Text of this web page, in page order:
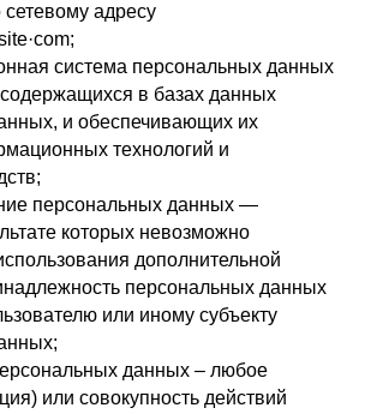
сетевому адресу
система персональных данных
в базах данных
и обеспечивающих их
технологий и
персональных данных —
которых невозможно
дополнительной
персональных данных
или иному субъекту
данных – любое
или совокупность действий